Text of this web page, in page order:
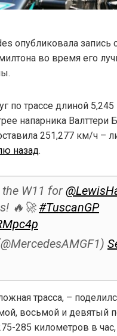
опубликовала запись
во время его
по трассе длиной
напарника Валттери
251,277 км/ч –
назад.
W11 for
🔥🚀#TuscanGP
трасса, –
восьмой и девятый
285 километров в